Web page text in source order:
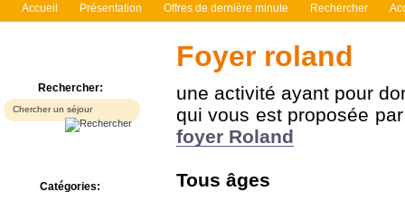
Accueil Présentation Offres de dernière minute Rechercher
Rechercher:
Catégories:
Foyer roland
une activité ayant pour
qui vous est proposée
foyer Roland
Tous âges